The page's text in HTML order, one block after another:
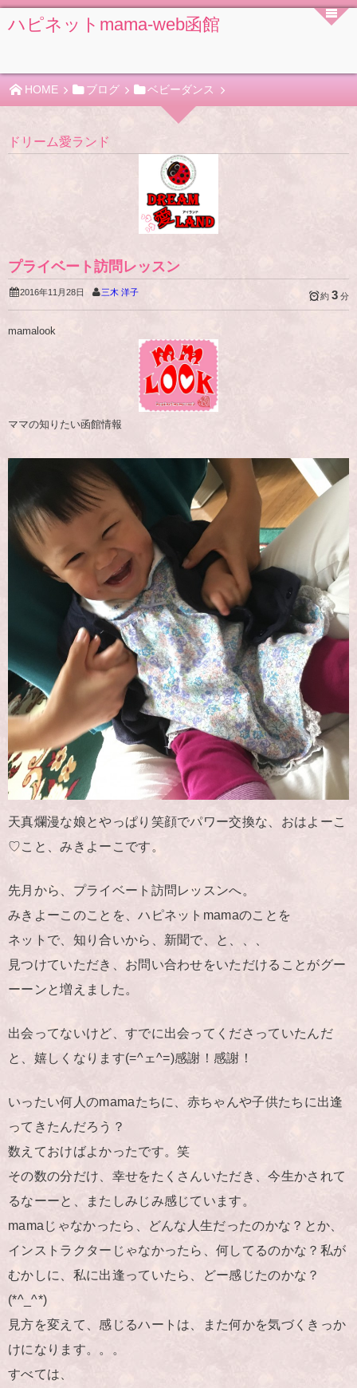
ハピネットmama-web函館
HOME ブログ ベビーダンス
ドリーム愛ランド
プライベート訪問レッスン
2016年11月28日 三木 洋子 約 3 分
mamalook
ママの知りたい函館情報
天真爛漫な娘とやっぱり笑顔でパワー交換な、おはよーこ
♡こと、みきよーこです。
先月から、プライベート訪問レッスンへ。
みきよーこのことを、ハピネットmamaのことを
ネットで、知り合いから、新聞で、と、、、
見つけていただき、お問い合わせをいただけることがグー
ーーンと増えました。
出会ってないけど、すでに出会ってくださっていたんだ
と、嬉しくなります(=^ェ^=)感謝！感謝！
いったい何人のmamaたちに、赤ちゃんや子供たちに出逢
ってきたんだろう？
数えておけばよかったです。笑
その数の分だけ、幸せをたくさんいただき、今生かされて
るなーーと、またしみじみ感じています。
mamaじゃなかったら、どんな人生だったのかな？とか、
インストラクターじゃなかったら、何してるのかな？私が
むかしに、私に出逢っていたら、どー感じたのかな？
(*^_^*)
見方を変えて、感じるハートは、また何かを気づくきっか
けになります。。。
すべては、